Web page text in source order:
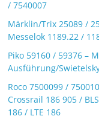
/ 7540007
Märklin/Trix 25089 /
Messelok 1189.22 /
Piko 59160 / 59376 –
Ausführung/
Roco 7500099 /
Crossrail 186 905 /
186 / LTE 186